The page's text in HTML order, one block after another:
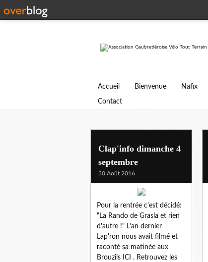
Accueil Bienvenue Nafix
Contact
Clap'info dimanche 4
septembre
30 Août 2016
Pour la rentrée c'est décidé:
"La Rando de Grasla et rien
d'autre !" L'an dernier
Lap'ron nous avait filmé et
raconté sa matinée aux
Brouzils ICI . Retrouvez les